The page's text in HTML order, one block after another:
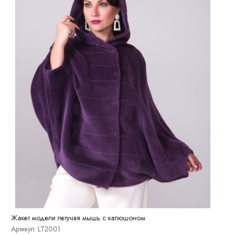
Жакет модели летучая мышь с капюшоном
Артикул: LT2001